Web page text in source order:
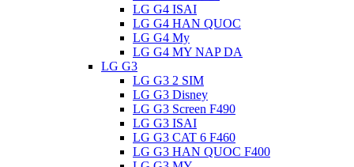
LG G4 ISAI
LG G4 HAN QUOC
LG G4 My
LG G4 MY NAP DA
LG G3
LG G3 2 SIM
LG G3 Disney
LG G3 Screen F490
LG G3 ISAI
LG G3 CAT 6 F460
LG G3 HAN QUOC F400